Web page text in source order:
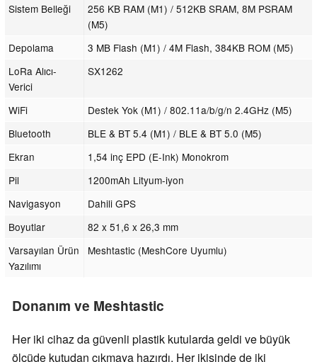
Sistem Belleği
256 KB RAM (M1) / 512KB SRAM, 8M PSRAM
(M5)
Depolama
3 MB Flash (M1) / 4M Flash, 384KB ROM (M5)
LoRa Alıcı-
Verici
SX1262
WiFi
Destek Yok (M1) / 802.11a/b/g/n 2.4GHz (M5)
Bluetooth
BLE & BT 5.4 (M1) / BLE & BT 5.0 (M5)
Ekran
1,54 inç EPD (E-Ink) Monokrom
Pil
1200mAh Lityum-iyon
Navigasyon
Dahili GPS
Boyutlar
82 x 51,6 x 26,3 mm
Varsayılan Ürün
Yazılımı
Meshtastic (MeshCore Uyumlu)
Donanım ve Meshtastic
Her iki cihaz da güvenli plastik kutularda geldi ve büyük
ölçüde kutudan çıkmaya hazırdı. Her ikisinde de iki